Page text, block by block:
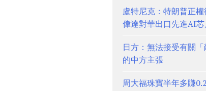
盧特尼克：特朗普正
偉達對華出口先進AI
日方：無法接受有關「
的中方主張
周大福珠寶半年多賺